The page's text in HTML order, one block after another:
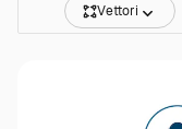
Vettori